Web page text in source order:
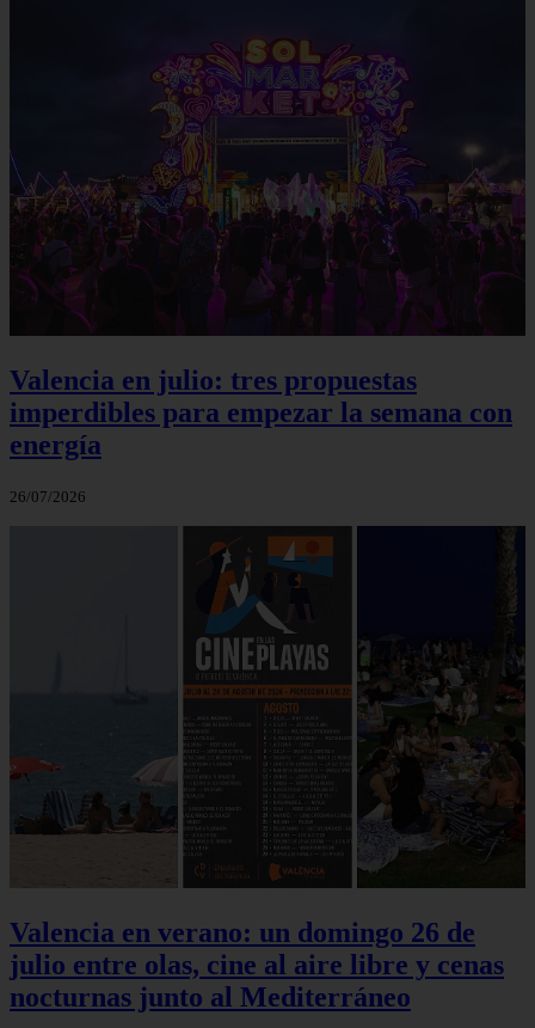
Valencia en julio: tres propuestas
imperdibles para empezar la semana con
energía
26/07/2026
Valencia en verano: un domingo 26 de
julio entre olas, cine al aire libre y cenas
nocturnas junto al Mediterráneo